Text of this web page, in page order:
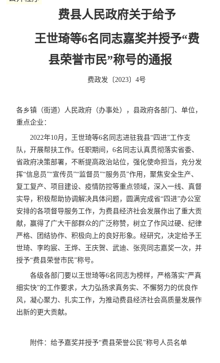
费县人民政府关于给予
王世琦等6名同志嘉奖并授予“费
县荣誉市民”称号的通报
费政发〔2023〕4号
各乡镇（街道）人民政府（办事处），县政府各部门、单位，
重点企业：
2022年10月，王世琦等6名同志进驻我县“四进”工作支
队，开展帮扶工作。任职期间，6名同志认真贯彻落实省委、
省政府决策部署，不断提高政治站位，强化使命担当，充分发
挥“信息员”“宣传员”“监督员”“服务员”作用，聚焦安全生产、
复工复产、项目建设、疫情防控等重点领域，深入一线、真督
实导，积极帮助协调解决具体问题，圆满完成省“四进”办公室
安排的各项督导服务工作，为费县经济社会发展作出了重大贡
献，赢得了广大干部群众的广泛称赞，树立了作风过硬、纪律
严格、团结协作、积极向上的良好形象。经研究，决定给予王
世琦、李昀宸、王烨、王庆贺、武迪、张亮同志嘉奖一次，并
授予“费县荣誉市民”称号。
各级各部门要以王世琦等6名同志为榜样，严格落实“严真
细实快”的工作要求，大力弘扬求真务实、不懈努力的优良作
风，凝心聚力、扎实工作，为推动费县经济社会高质量发展作
出新的更大贡献。
附件：给予嘉奖并授予“费县荣誉公民”称号人员名单